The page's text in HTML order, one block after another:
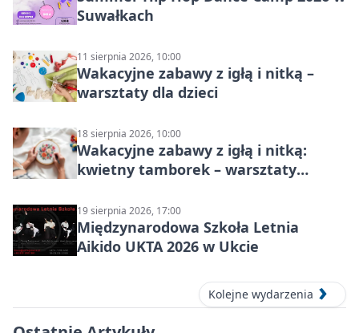
Suwałkach
11 sierpnia 2026, 10:00
Wakacyjne zabawy z igłą i nitką –
warsztaty dla dzieci
18 sierpnia 2026, 10:00
Wakacyjne zabawy z igłą i nitką:
kwietny tamborek – warsztaty
19 sierpnia 2026, 17:00
Międzynarodowa Szkoła Letnia
Aikido UKTA 2026 w Ukcie
Kolejne wydarzenia